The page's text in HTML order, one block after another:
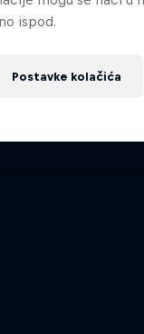
ispod.
Postavke kolačića